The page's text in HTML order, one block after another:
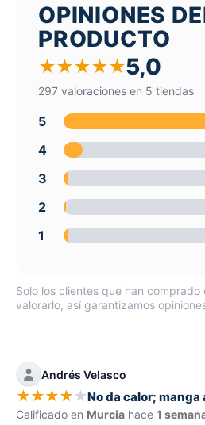
OPINIONES
PRODUCTO
★★★★★5,0
297 valoraciones en 5 tiendas
5
4
3
2
1
Solo los clientes que han
valorarlo, así garantizamos
Andrés Velasco
★★★★★No da calor; manga
Calificado en Murcia hace 1